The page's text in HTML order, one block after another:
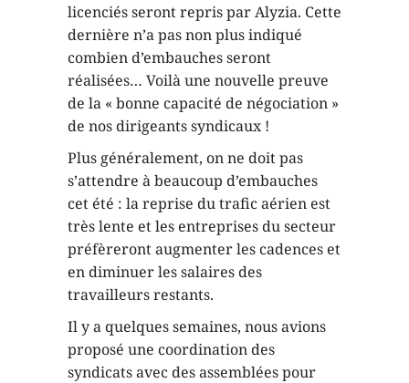
licenciés seront repris par Alyzia. Cette
dernière n’a pas non plus indiqué
combien d’embauches seront
réalisées… Voilà une nouvelle preuve
de la « bonne capacité de négociation »
de nos dirigeants syndicaux !
Plus généralement, on ne doit pas
s’attendre à beaucoup d’embauches
cet été : la reprise du trafic aérien est
très lente et les entreprises du secteur
préfèreront augmenter les cadences et
en diminuer les salaires des
travailleurs restants.
Il y a quelques semaines, nous avions
proposé une coordination des
syndicats avec des assemblées pour